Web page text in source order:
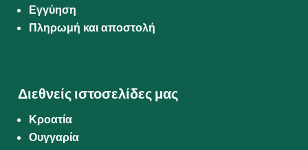
Εγγύηση
Πληρωμή και αποστολή
Διεθνείς ιστοσελίδες μας
Κροατία
Ουγγαρία